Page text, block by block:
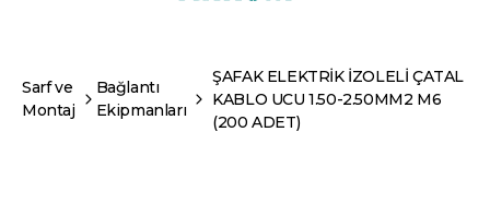
Sarf ve
Montaj
Bağlantı
Ekipmanları
ŞAFAK ELEKTRİK İZOLELİ ÇATAL
KABLO UCU 1.50-2.50MM2 M6
(200 ADET)